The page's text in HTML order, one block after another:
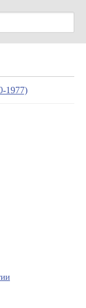
1977)